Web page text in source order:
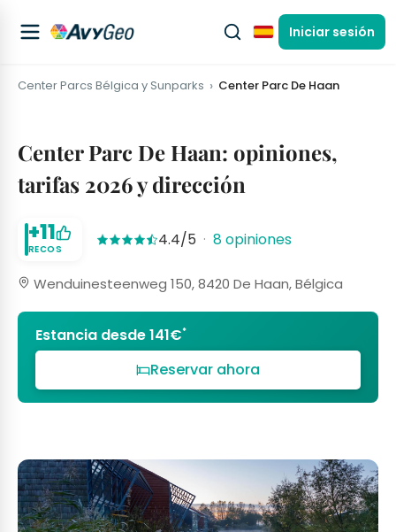
EspañolIniciar sesión
Center Parcs Bélgica y Sunparks Center Parc De Haan
Center Parc De Haan: opiniones,
tarifas 2026 y dirección
+11
RECOS 4.4/5 · 8 opiniones
Wenduinesteenweg 150, 8420 De Haan, Bélgica
Estancia desde 141€*
Reservar ahora